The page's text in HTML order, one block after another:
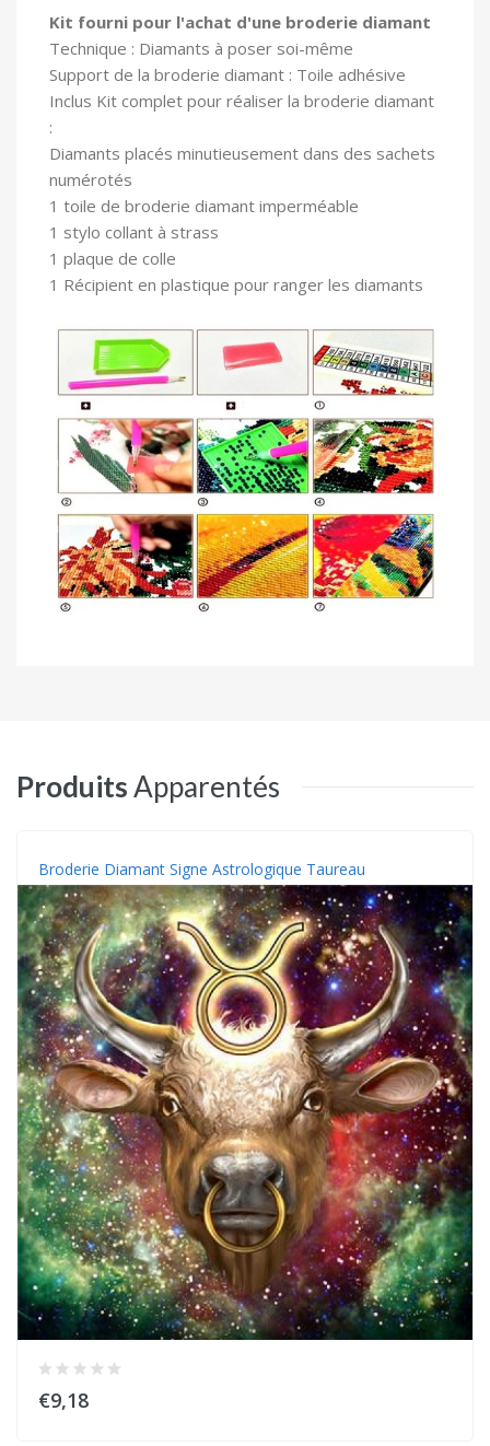
Kit fourni pour l'achat d'une broderie diamant
Technique : Diamants à poser soi-même
Support de la broderie diamant : Toile adhésive
Inclus Kit complet pour réaliser la broderie diamant
:
Diamants placés minutieusement dans des sachets
numérotés
1 toile de broderie diamant imperméable
1 stylo collant à strass
1 plaque de colle
1 Récipient en plastique pour ranger les diamants
ProduitsApparentés
Broderie Diamant Signe Astrologique Taureau
€9,18